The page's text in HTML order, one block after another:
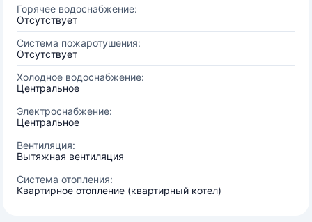
Горячее водоснабжение:
Отсутствует
Система пожаротушения:
Отсутствует
Холодное водоснабжение:
Центральное
Электроснабжение:
Центральное
Вентиляция:
Вытяжная вентиляция
Система отопления:
Квартирное отопление (квартирный котел)